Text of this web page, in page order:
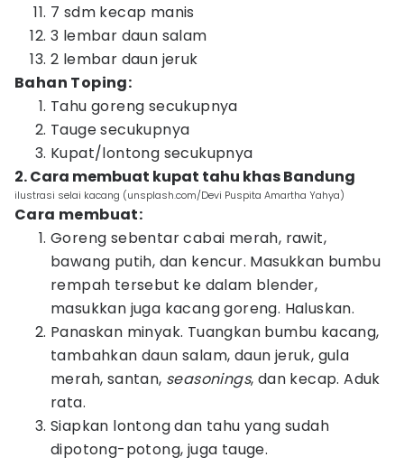
7 sdm kecap manis
3 lembar daun salam
2 lembar daun jeruk
Bahan Toping:
Tahu goreng secukupnya
Tauge secukupnya
Kupat/lontong secukupnya
2. Cara membuat kupat tahu khas Bandung
ilustrasi selai kacang (unsplash.com/Devi Puspita Amartha Yahya)
Cara membuat:
Goreng sebentar cabai merah, rawit,
bawang putih, dan kencur. Masukkan bumbu
rempah tersebut ke dalam blender,
masukkan juga kacang goreng. Haluskan.
Panaskan minyak. Tuangkan bumbu kacang,
tambahkan daun salam, daun jeruk, gula
merah, santan, seasonings, dan kecap. Aduk
rata.
Siapkan lontong dan tahu yang sudah
dipotong-potong, juga tauge.